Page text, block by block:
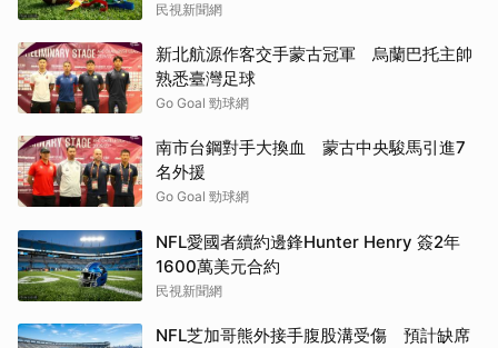
民視新聞網
新北航源作客交手蒙古冠軍 烏蘭巴托主帥
熟悉臺灣足球
Go Goal 勁球網
南市台鋼對手大換血 蒙古中央駿馬引進7
名外援
Go Goal 勁球網
NFL愛國者續約邊鋒Hunter Henry 簽2年
1600萬美元合約
民視新聞網
NFL芝加哥熊外接手腹股溝受傷 預計缺席